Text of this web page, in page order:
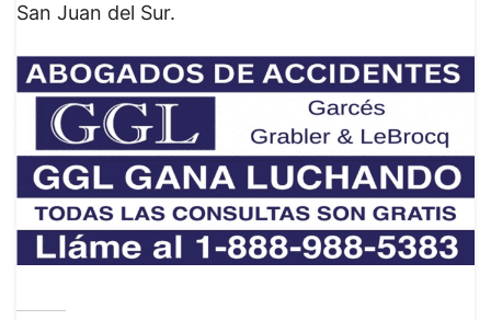
San Juan del Sur.